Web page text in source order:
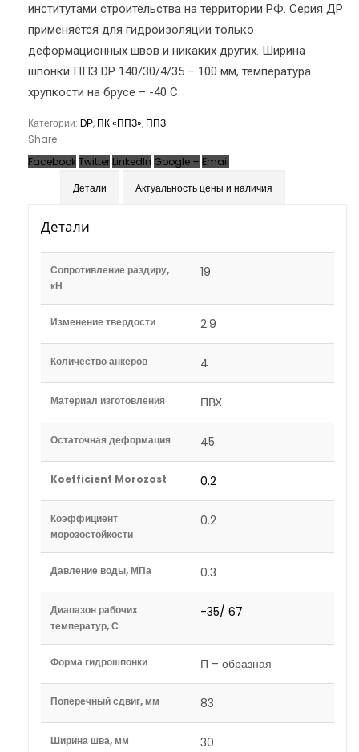
институтами строительства на территории РФ. Серия ДР
применяется для гидроизоляции только
деформационных швов и никаких других. Ширина
шпонки ППЗ DР 140/30/4/35 – 100 мм, температура
хрупкости на брусе – -40 С.
Категории: DР, ПК «ППЗ», ППЗ
Share
FacebookTwitter LinkedIn Google + Email
Детали
Актуальность цены и наличия
Детали
Сопротивление раздиру,
кН
19
Изменение твердости 2.9
Количество анкеров 4
Материал изготовления ПВХ
Остаточная деформация 45
Koefficient Morozost 0.2
Коэффициент
морозостойкости
0.2
Давление воды, МПа 0.3
Диапазон рабочих
температур, С
-35/ 67
Форма гидрошпонки П – образная
Поперечный сдвиг, мм 83
Ширина шва, мм 30